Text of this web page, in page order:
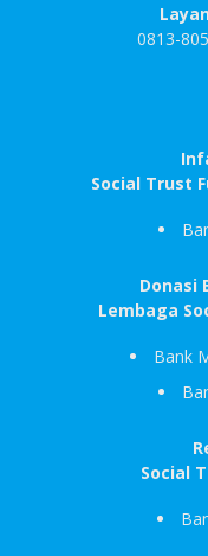
0813-
Social Trust
Donasi
Lembaga
Bank
Social